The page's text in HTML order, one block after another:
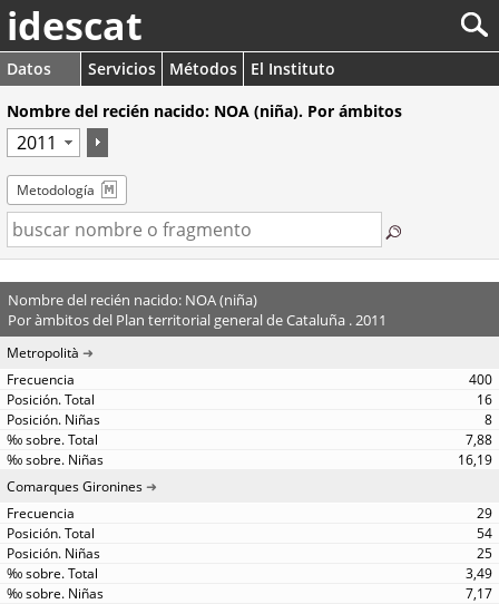
idescat
Datos Servicios Métodos
El Instituto
Nombre del recién nacido: NOA (niña). Por ámbitos
Metodología
Nombre del recién nacido: NOA (niña)
Por àmbitos del Plan territorial general de Cataluña . 2011
Metropolità
400
16
8
7,88
16,19
Comarques Gironines
29
54
25
3,49
7,17